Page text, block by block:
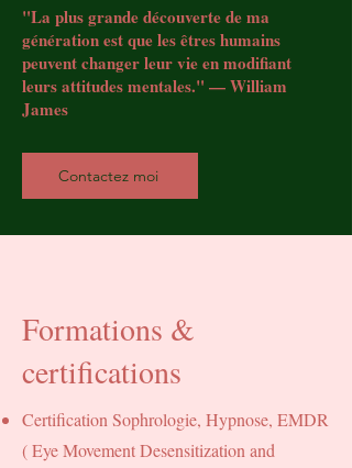
"La plus grande découverte de ma
génération est que les êtres humains
peuvent changer leur vie en modifiant
leurs attitudes mentales." — William
James
Contactez moi
Formations &
certifications
Certification Sophrologie, Hypnose, EMDR
( Eye Movement Desensitization and